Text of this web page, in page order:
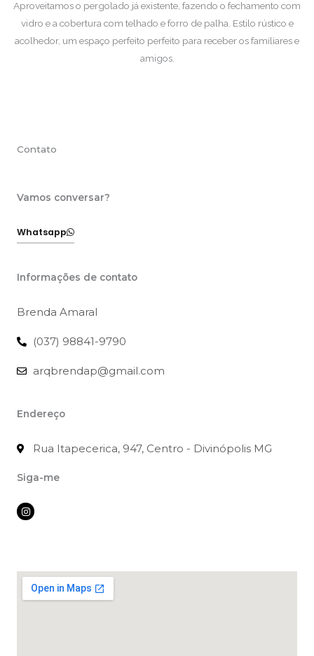
Aproveitamos o pergolado já existente, fazendo o fechamento com
vidro e a cobertura com telhado e forro de palha. Estilo rústico e
acolhedor, um espaço perfeito perfeito para receber os familiares e
amigos.
Contato
Vamos conversar?
Whatsapp
Informações de contato
Brenda Amaral
(037) 98841-9790
arqbrendap@gmail.com
Endereço
Rua Itapecerica, 947, Centro - Divinópolis MG
Siga-me
I
n
a
m